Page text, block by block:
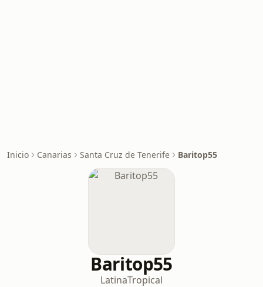
Inicio Canarias Santa Cruz de Tenerife Baritop55
Baritop55
LatinaTropical